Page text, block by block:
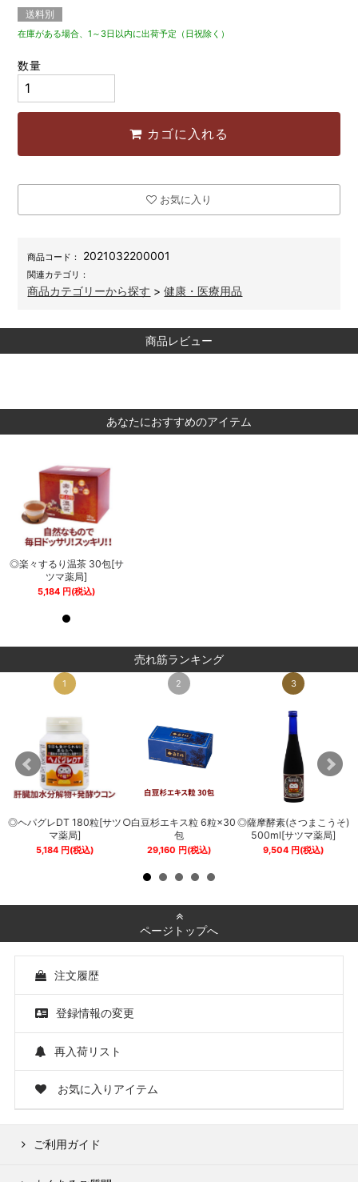
送料別
在庫がある場合、1～3日以内に出荷予定（日祝除く）
数量
カゴに入れる
お気に入り
商品コード： 2021032200001
関連カテゴリ：
商品カテゴリーから探す >健康・医療用品
商品レビュー
あなたにおすすめのアイテム
◎楽々するり温茶 30包[サ
ツマ薬局]
5,184 円(税込)
売れ筋ランキング
1
◎ヘパグレDT 180粒[サツ
マ薬局]
5,184円(税込)
2
○白豆杉エキス粒 6粒×30
包
29,160 円(税込)
3
◎薩摩酵素(さつまこうそ)
500ml[サツマ薬局]
9,504 円(税込)
ページトップへ
注文履歴
登録情報の変更
再入荷リスト
お気に入りアイテム
ご利用ガイド